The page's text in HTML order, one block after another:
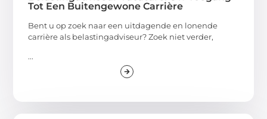
Tot Een Buitengewone Carrière
Bent u op zoek naar een uitdagende en lonende
carrière als belastingadviseur? Zoek niet verder,
...